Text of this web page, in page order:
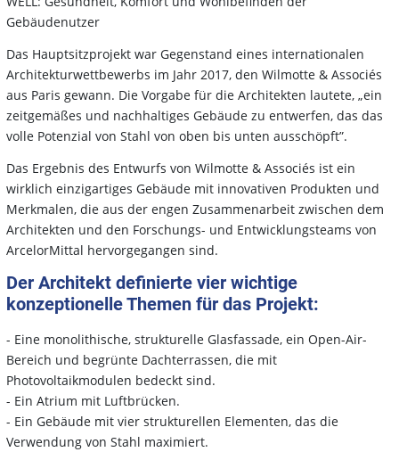
Gebäudenutzer
Das Hauptsitzprojekt war Gegenstand eines internationalen
Architekturwettbewerbs im Jahr 2017, den Wilmotte & Associés
aus Paris gewann. Die Vorgabe für die Architekten lautete, „ein
zeitgemäßes und nachhaltiges Gebäude zu entwerfen, das das
volle Potenzial von Stahl von oben bis unten ausschöpft”.
Das Ergebnis des Entwurfs von Wilmotte & Associés ist ein
wirklich einzigartiges Gebäude mit innovativen Produkten und
Merkmalen, die aus der engen Zusammenarbeit zwischen dem
Architekten und den Forschungs- und Entwicklungsteams von
ArcelorMittal hervorgegangen sind.
Der Architekt definierte vier wichtige
konzeptionelle Themen für das Projekt:
- Eine monolithische, strukturelle Glasfassade, ein Open-Air-
Bereich und begrünte Dachterrassen, die mit
Photovoltaikmodulen bedeckt sind.
- Ein Atrium mit Luftbrücken.
- Ein Gebäude mit vier strukturellen Elementen, das die
Verwendung von Stahl maximiert.